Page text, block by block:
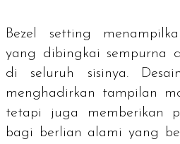
Bezel setting
yang dibingkai sempurna
di seluruh sisinya.
menghadirkan tampilan
tetapi juga memberikan
bagi berlian alami yang